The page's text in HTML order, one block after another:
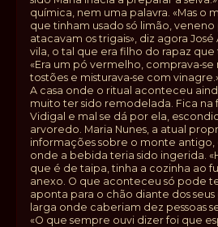
química, nem uma palavra. «Mas o
que tinham usado só limão, veneno
atacavam os trigais», diz agora
vila, o tal que era filho do rapaz
«Era um pó vermelho,
tostões e misturava‑se com
A casa onde o ritual aconteceu
muito ter sido remodelada. Fica na
Vidigal e mal se dá por ela,
arvoredo. Maria Nunes, a atual
informações sobre o monte antigo,
onde a bebida teria sido ingerida.
que é de taipa, tinha a cozinha ao
anexo. O que aconteceu só pode
aponta para o chão diante dos seus
larga onde caberiam dez pessoas
«O que sempre ouvi dizer foi que